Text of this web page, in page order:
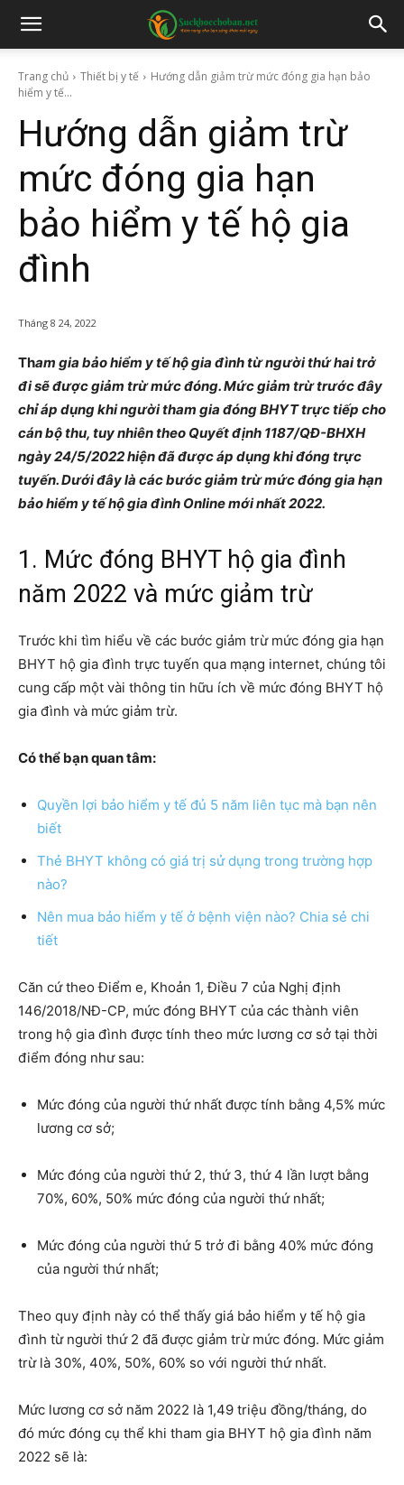
Trang chủ Thiết bị y tế
Hướng dẫn giảm trừ mức đóng gia hạn bảo
hiểm y tế...
Hướng dẫn giảm trừ
mức đóng gia hạn
bảo hiểm y tế hộ gia
đình
Tháng 8 24, 2022
Tham gia bảo hiểm y tế hộ gia đình từ người thứ hai trở
đi sẽ được giảm trừ mức đóng. Mức giảm trừ trước đây
chỉ áp dụng khi người tham gia đóng BHYT trực tiếp cho
cán bộ thu, tuy nhiên theo Quyết định 1187/QĐ-BHXH
ngày 24/5/2022 hiện đã được áp dụng khi đóng trực
tuyến. Dưới đây là các bước giảm trừ mức đóng gia hạn
bảo hiểm y tế hộ gia đình Online mới nhất 2022.
1. Mức đóng BHYT hộ gia đình
năm 2022 và mức giảm trừ
Trước khi tìm hiểu về các bước giảm trừ mức đóng gia hạn
BHYT hộ gia đình trực tuyến qua mạng internet, chúng tôi
cung cấp một vài thông tin hữu ích về mức đóng BHYT hộ
gia đình và mức giảm trừ.
Có thể bạn quan tâm:
Quyền lợi bảo hiểm y tế đủ 5 năm liên tục mà bạn nên
biết
Thẻ BHYT không có giá trị sử dụng trong trường hợp
nào?
Nên mua bảo hiểm y tế ở bệnh viện nào? Chia sẻ chi
tiết
Căn cứ theo Điểm e, Khoản 1, Điều 7 của Nghị định
146/2018/NĐ-CP, mức đóng BHYT của các thành viên
trong hộ gia đình được tính theo mức lương cơ sở tại thời
điểm đóng như sau:
Mức đóng của người thứ nhất được tính bằng 4,5% mức
lương cơ sở;
Mức đóng của người thứ 2, thứ 3, thứ 4 lần lượt bằng
70%, 60%, 50% mức đóng của người thứ nhất;
Mức đóng của người thứ 5 trở đi bằng 40% mức đóng
của người thứ nhất;
Theo quy định này có thể thấy giá bảo hiểm y tế hộ gia
đình từ người thứ 2 đã được giảm trừ mức đóng. Mức giảm
trừ là 30%, 40%, 50%, 60% so với người thứ nhất.
Mức lương cơ sở năm 2022 là 1,49 triệu đồng/tháng, do
đó mức đóng cụ thể khi tham gia BHYT hộ gia đình năm
2022 sẽ là: